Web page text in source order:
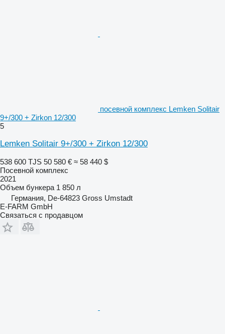
посевной комплекс Lemken Solitair
9+/300 + Zirkon 12/300
5
Lemken Solitair 9+/300 + Zirkon 12/300
538 600 TJS 50 580 € ≈ 58 440 $
Посевной комплекс
2021
Объем бункера 1 850 л
Германия, De-64823 Gross Umstadt
E-FARM GmbH
Связаться с продавцом